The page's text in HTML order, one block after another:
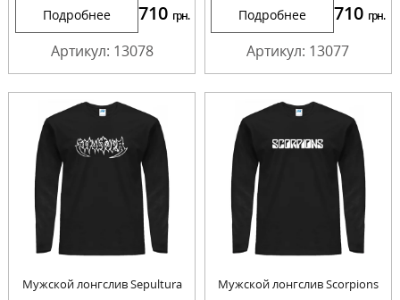
Подробнее 710 грн.
Артикул: 13078
Подробнее 710 грн.
Артикул: 13077
Мужской лонгслив Sepultura Мужской лонгслив Scorpions